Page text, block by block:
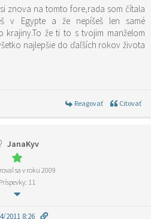
znova na tomto fore,rada som čítala
v Egypte a že nepíšeš len samé
krajiny.To že ti to s tvojim manželom
najlepšie do ďaľších rokov života
Reagovať Citovať
JanaKyv
sa v roku 2009
Príspevky: 11
2011 8:26